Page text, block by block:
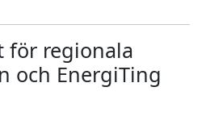
för regionala
och EnergiTing